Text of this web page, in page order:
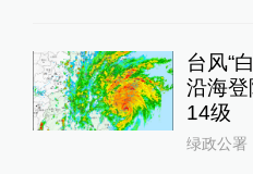
台风“
沿海
14级
绿政公署